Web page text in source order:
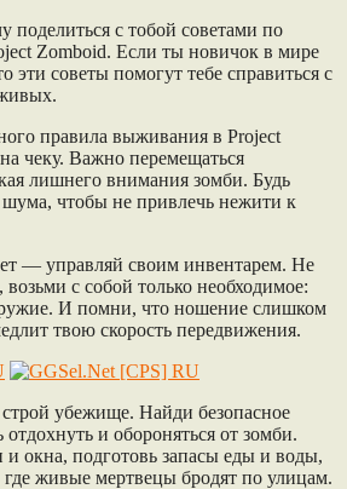
поделиться с тобой советами по
Zomboid. Если ты новичок в мире
эти советы помогут тебе справиться с
правила выживания в Project
чеку. Важно перемещаться
лишнего внимания зомби. Будь
шума, чтобы не привлечь нежити к
— управляй своим инвентарем. Не
с собой только необходимое:
И помни, что ношение слишком
твою скорость передвижения.
убежище. Найди безопасное
и обороняться от зомби.
и окна, подготовь запасы еды и воды,
живые мертвецы бродят по улицам.